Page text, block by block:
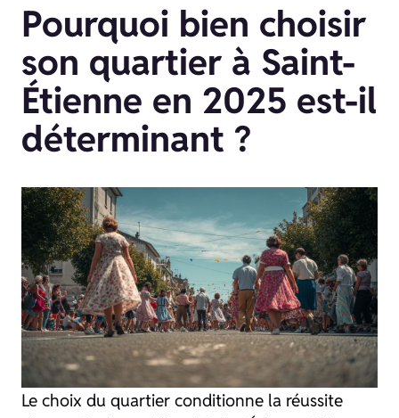
Pourquoi bien choisir
son quartier à Saint-
Étienne en 2025 est-il
déterminant ?
Le choix du quartier conditionne la réussite